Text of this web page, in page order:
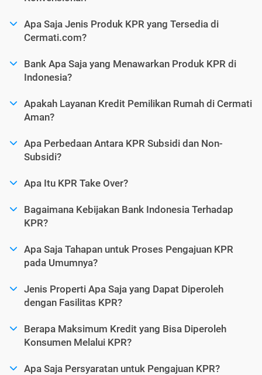
Apa Saja Jenis Produk KPR yang Tersedia di
Cermati.com?
Bank Apa Saja yang Menawarkan Produk KPR di
Indonesia?
Apakah Layanan Kredit Pemilikan Rumah di Cermati
Aman?
Apa Perbedaan Antara KPR Subsidi dan Non-
Subsidi?
Apa Itu KPR Take Over?
Bagaimana Kebijakan Bank Indonesia Terhadap
KPR?
Apa Saja Tahapan untuk Proses Pengajuan KPR
pada Umumnya?
Jenis Properti Apa Saja yang Dapat Diperoleh
dengan Fasilitas KPR?
Berapa Maksimum Kredit yang Bisa Diperoleh
Konsumen Melalui KPR?
Apa Saja Persyaratan untuk Pengajuan KPR?